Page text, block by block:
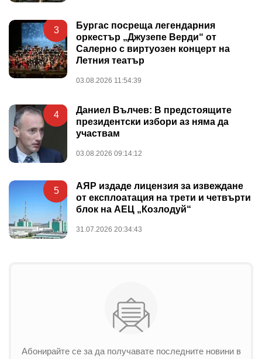
3
Бургас посреща легендарния
оркестър „Джузепе Верди“ от
Салерно с виртуозен концерт на
Летния театър
03.08.2026 11:54:39
4
Даниел Вълчев: В предстоящите
президентски избори аз няма да
участвам
03.08.2026 09:14:12
5
АЯР издаде лицензия за извеждане
от експлоатация на трети и четвърти
блок на АЕЦ „Козлодуй“
31.07.2026 20:34:43
Абонирайте се за да получавате последните новини в